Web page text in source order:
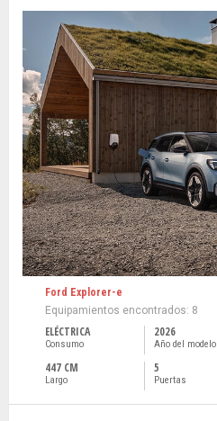
Ford Explorer-e
Equipamientos encontrados: 8
ELÉCTRICA
Consumo
2026
Año del modelo
447 CM
Largo
5
Puertas